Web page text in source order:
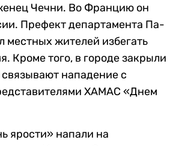
Чечни. Во Францию он
Префект департамента Па-
местных жителей избегать
Кроме того, в городе закрыли
нападение с
ХАМАС «Днем
ярости» напали на